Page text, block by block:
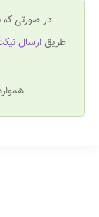
در صورتی که
طریقارسال